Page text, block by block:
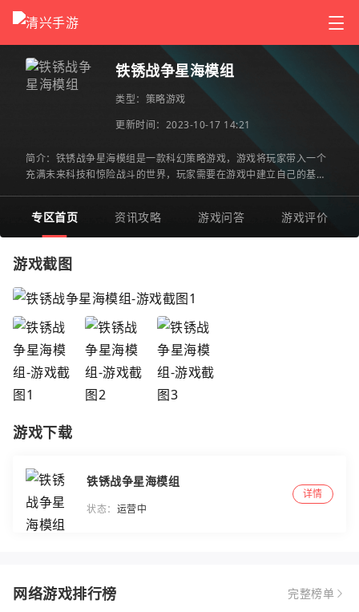
铁锈战争星海模组
类型： 策略游戏
更新时间：2023-10-17 14:21
简介：铁锈战争星海模组是一款科幻策略游戏，游戏将玩家带入一个
充满未来科技和惊险战斗的世界，玩家需要在游戏中建立自己的基
专区首页 资讯攻略 游戏问答 游戏评价
游戏截图
游戏下载
铁锈战争星海模组
状态： 运营中
详情
网络游戏排行榜 完整榜单